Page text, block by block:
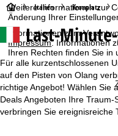
Weitere Informationen zur
Änderung Ihrer
Informationen zum
Impressum. Informationen
Ihren Rechten finden Sie in
S
t
a
r
Italien Kronplatz
Last-
Für alle kurzentschlossenen
auf den Pisten von Olang
richtige Angebot! Wählen Sie
Deals Angeboten Ihre
verbringen Sie ereignisreiche